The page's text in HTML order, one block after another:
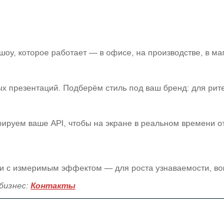
которое работает — в офисе, на производстве, в
Подберём стиль под ваш бренд: для
ваше API, чтобы на экране в реальном времени
с измеримым эффектом — для роста узнаваемости,
Контакты